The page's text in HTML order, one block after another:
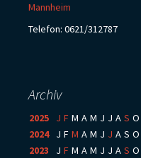
Mannheim
Telefon: 0621/312787
Archiv
2025 J F M A M J J A S O
2024: J F M A M J J A S O
2023
J F M A M J J A S O